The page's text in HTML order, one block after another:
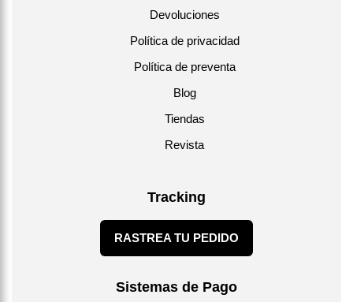
Devoluciones
Política de privacidad
Política de preventa
Blog
Tiendas
Revista
Tracking
RASTREA TU PEDIDO
Sistemas de Pago